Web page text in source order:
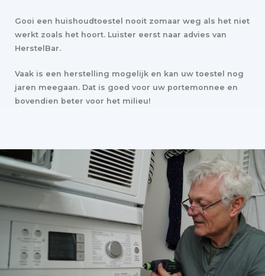
Gooi een huishoudtoestel nooit zomaar weg als het niet
werkt zoals het hoort. Luister eerst naar advies van
HerstelBar.
Vaak is een herstelling mogelijk en kan uw toestel nog
jaren meegaan. Dat is goed voor uw portemonnee en
bovendien beter voor het milieu!